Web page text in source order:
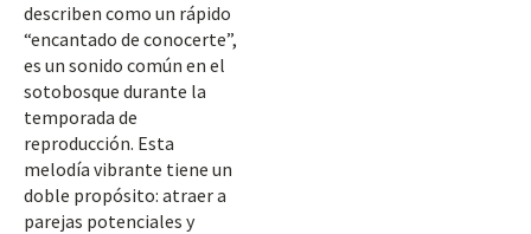
describen como un rápido
“encantado de conocerte”,
es un sonido común en el
sotobosque durante la
temporada de
reproducción. Esta
melodía vibrante tiene un
doble propósito: atraer a
parejas potenciales y